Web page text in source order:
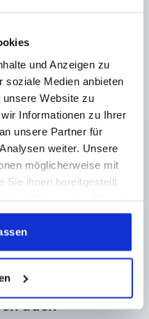
und Anzeigen zu
soziale Medien anbieten
Website zu
Informationen zu Ihrer
unsere Partner für
weiter. Unsere
möglicherweise mit
Sie ihnen bereitgestellt
DETAILS
auch